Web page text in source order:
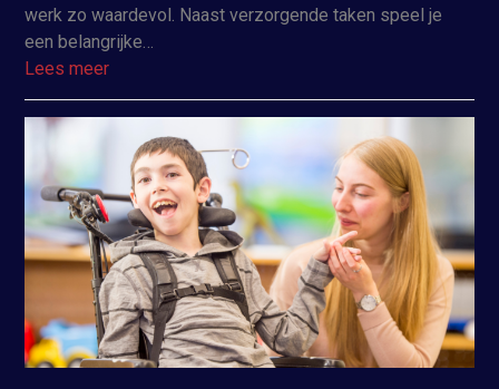
werk zo waardevol. Naast verzorgende taken speel je
een belangrijke…
Lees meer